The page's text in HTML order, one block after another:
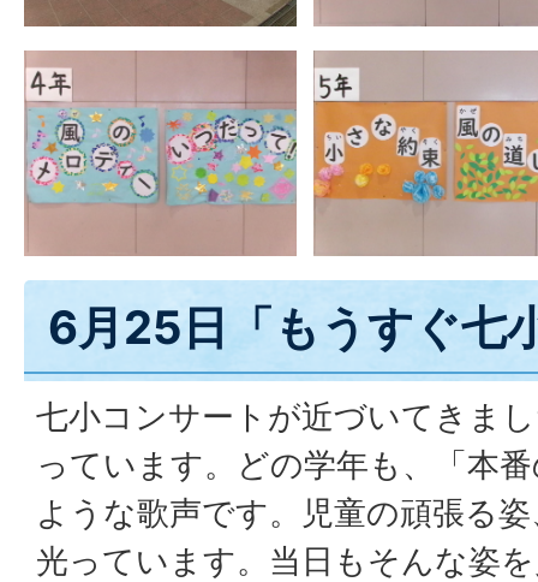
6月25日「もうすぐ七
七小コンサートが近づいてきま
っています。どの学年も、「本
ような歌声です。児童の頑張る
光っています。当日もそんな姿